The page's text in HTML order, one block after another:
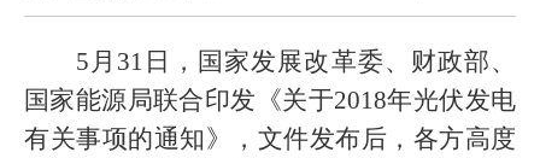
5 月 31 日，国家发展改革委、财政部、
国家能源局联合印发《关于2018年光伏发电
有关事项的通知》，文件发布后，各方高度